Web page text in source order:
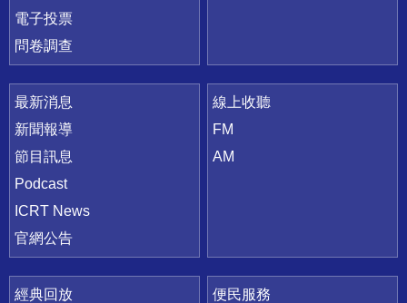
電子投票
問卷調查
最新消息
新聞報導
節目訊息
Podcast
ICRT News
官網公告
線上收聽
FM
AM
經典回放
便民服務